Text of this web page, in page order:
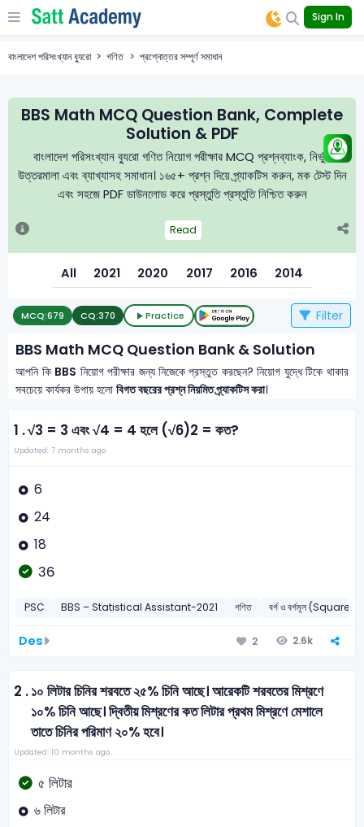
Sign In
বাংলাদেশ পরিসংখ্যান ব্যুরো গণিত প্রশ্নোত্তর সম্পূর্ণ সমাধান
BBS Math MCQ Question Bank, Complete
Solution & PDF
বাংলাদেশ পরিসংখ্যান ব্যুরো গণিত নিয়োগ পরীক্ষার MCQ প্রশ্নব্যাংক, নির্ভুল
উত্তরমালা এবং ব্যাখ্যাসহ সমাধান। ১৬৫+ প্রশ্ন দিয়ে প্র্যাকটিস করুন, মক টেস্ট দিন
এবং সহজে PDF ডাউনলোড করে প্রস্তুতি প্রস্তুতি নিশ্চিত করুন
Read
All 2021 2020 2017 2016 2014
MCQ:679 CQ:370 Practice Filter
BBS Math MCQ Question Bank & Solution
আপনি কি BBS নিয়োগ পরীক্ষার জন্য নিজেকে প্রস্তুত করছেন? নিয়োগ যুদ্ধে টিকে থাকার
সবচেয়ে কার্যকর উপায় হলোবিগত বছরের প্রশ্ন নিয়মিত প্র্যাকটিস করা।
1 .√3 = 3 এবং √4 = 4 হলে (√6)2 = কত?
Updated: 7 months ago
6
24
18
36
PSC BBS – Statistical Assistant-2021 গণিত বর্গ ও বর্গমূল
Des 2 2.6k
2 .১০ লিটার চিনির শরবতে ২৫% চিনি আছে। আরেকটি শরবতের মিশ্রণে
১০% চিনি আছে। দ্বিতীয় মিশ্রণের কত লিটার প্রথম মিশ্রণে মেশালে
তাতে চিনির পরিমাণ ২০% হবে।
Updated: 10 months ago
৫ লিটার
৬ লিটার